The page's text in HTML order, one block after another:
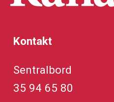
Kontakt
Sentralbord
35 94 65 80